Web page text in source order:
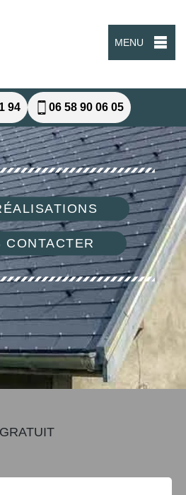
MENU
94 06 58 90 06 05
CONTACTER